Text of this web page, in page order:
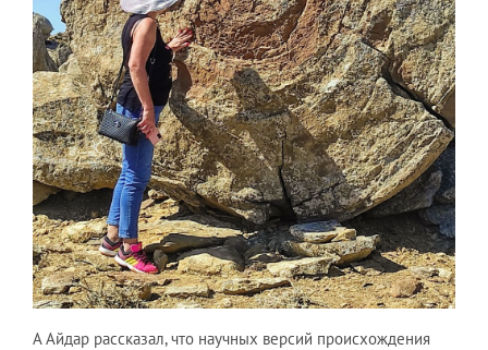
А Айдар рассказал, что научных версий происхождения